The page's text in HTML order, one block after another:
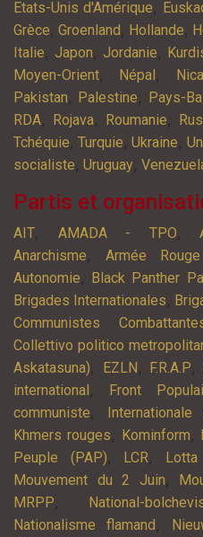
Etats-Unis d'Amérique,
Grèce, Groenland , Hollande,
Italie, Japon, Jordanie,
Moyen-Orient, Népal ,
Pakistan, Palestine, Pays-
RDA, Rojava, Roumanie,
Tchéquie,Turquie,Ukraine,
socialiste, Uruguay,
Partis et
AIT, AMADA - TPO,
Anarchisme, Armée
Autonomie, Black Panther
Brigades Internationales,
Communistes
Collettivo politico
Askatasuna), EZLN , F.R.A.P,
international , Front
communiste,
Khmers rouges, Kominform,
Peuple (PAP), LCR,
Mouvement du 2 Juin,
MRPP, National-
Nationalisme flamand ,